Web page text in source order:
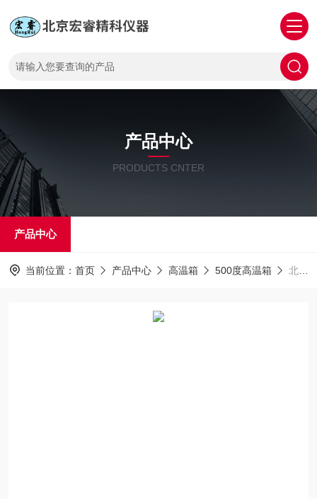
产品中心
PRODUCTS CNTER
产品中心
当前位置： 首页 产品中心 高温箱 500度高温箱 北京马弗炉